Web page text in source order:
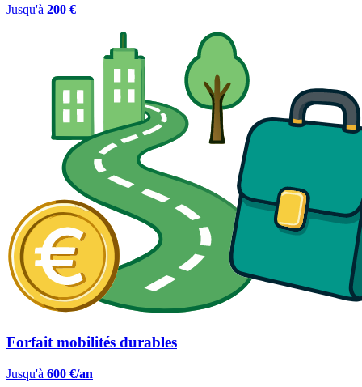
Jusqu'à 200 €
Forfait mobilités durables
Jusqu'à 600 €/an